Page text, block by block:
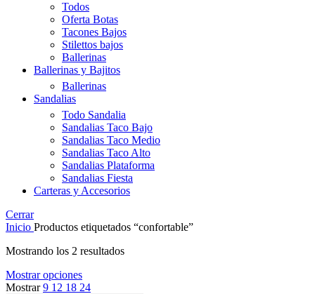
Todos
Oferta Botas
Tacones Bajos
Stilettos bajos
Ballerinas
Ballerinas y Bajitos
Ballerinas
Sandalias
Todo Sandalia
Sandalias Taco Bajo
Sandalias Taco Medio
Sandalias Taco Alto
Sandalias Plataforma
Sandalias Fiesta
Carteras y Accesorios
Cerrar
Inicio Productos etiquetados “confortable”
Mostrando los 2 resultados
Mostrar opciones
Mostrar9 12 18 24